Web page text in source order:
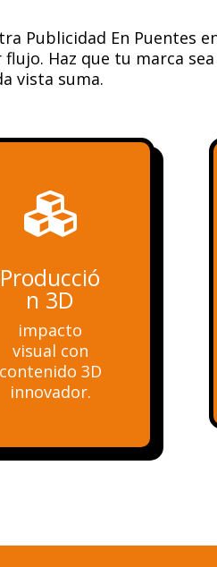
Publicidad En Puentes
Haz que tu marca
vista suma.

Producció
n 3D
impacto
visual con
contenido 3D
innovador.